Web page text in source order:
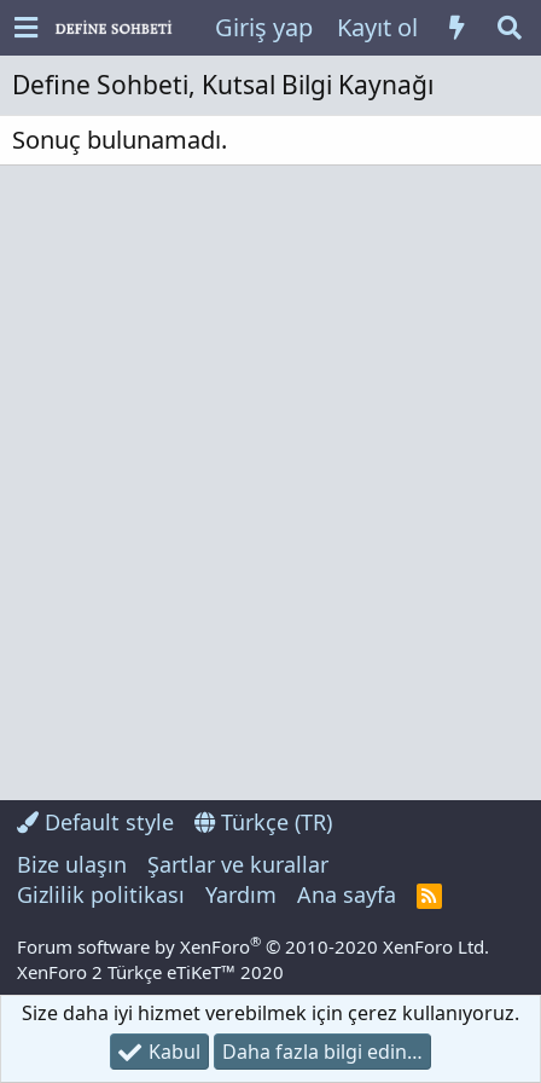
Giriş yap Kayıt ol
Define Sohbeti, Kutsal Bilgi Kaynağı
Sonuç bulunamadı.
Default style
Türkçe (TR)
Bize ulaşın
Şartlar ve kurallar
Gizlilik politikası
Yardım Ana sayfa
R
S
Forum software by XenForo® © 2010-2020 XenForo Ltd.
XenForo 2 Türkçe eTiKeT™ 2020
Size daha iyi hizmet verebilmek için çerez kullanıyoruz.
Kabul
Daha fazla bilgi edin…